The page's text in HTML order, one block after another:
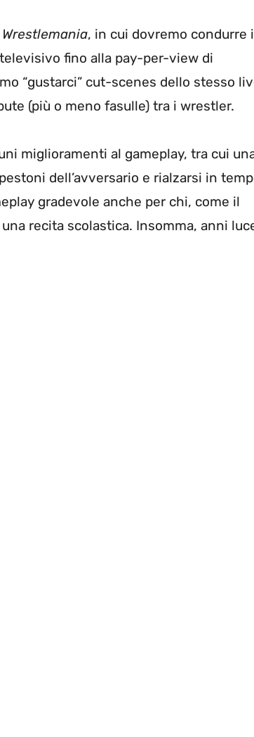
, in cui dovremo condurre
fino alla pay-per-view di
“gustarci” cut-scenes dello stesso
(più o meno fasulle) tra i wrestler.
miglioramenti al gameplay, tra cui
dell’avversario e rialzarsi in
gradevole anche per chi, come il
recita scolastica. Insomma, anni